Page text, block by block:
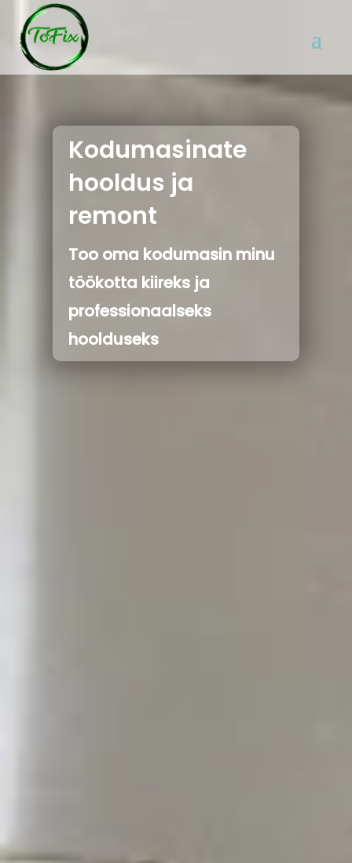
Kodumasinate
hooldus ja
remont
Too oma kodumasin minu
töökotta kiireks ja
professionaalseks
hoolduseks